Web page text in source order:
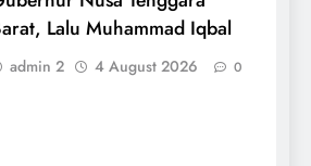
Lalu Muhammad Iqbal
admin 2 4 August 2026 0